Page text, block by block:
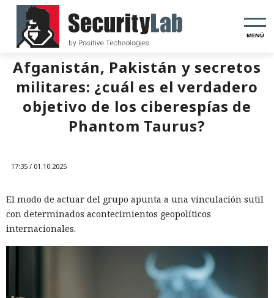
MENÚ
Afganistán, Pakistán y secretos
militares: ¿cuál es el verdadero
objetivo de los ciberespías de
Phantom Taurus?
17:35 / 01.10.2025
El modo de actuar del grupo apunta a una vinculación sutil
con determinados acontecimientos geopolíticos
internacionales.